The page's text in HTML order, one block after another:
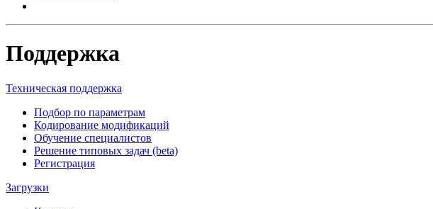
Поддержка
Техническая поддержка
Подбор по параметрам
Кодирование модификаций
Обучение специалистов
Решение типовых задач (beta)
Регистрация
Загрузки